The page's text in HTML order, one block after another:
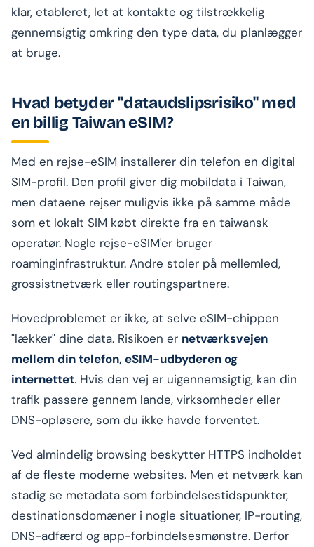
klar, etableret, let at kontakte og tilstrækkelig
gennemsigtig omkring den type data, du planlægger
at bruge.
Hvad betyder "dataudslipsrisiko" med
en billig Taiwan eSIM?
Med en rejse-eSIM installerer din telefon en digital
SIM-profil. Den profil giver dig mobildata i Taiwan,
men dataene rejser muligvis ikke på samme måde
som et lokalt SIM købt direkte fra en taiwansk
operatør. Nogle rejse-eSIM'er bruger
roaminginfrastruktur. Andre stoler på mellemled,
grossistnetværk eller routingspartnere.
Hovedproblemet er ikke, at selve eSIM-chippen
"lækker" dine data. Risikoen er netværksvejen
mellem din telefon, eSIM-udbyderen og
internettet. Hvis den vej er uigennemsigtig, kan din
trafik passere gennem lande, virksomheder eller
DNS-opløsere, som du ikke havde forventet.
Ved almindelig browsing beskytter HTTPS indholdet
af de fleste moderne websites. Men et netværk kan
stadig se metadata som forbindelsestidspunkter,
destinationsdomæner i nogle situationer, IP-routing,
DNS-adfærd og app-forbindelsesmønstre. Derfor